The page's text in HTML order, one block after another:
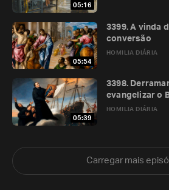
05:16
05:54
HOMILIA DIÁRIA
3399. A vinda
conversão
05:39
HOMILIA DIÁRIA
3398.
evangelizar o
Carregar mais